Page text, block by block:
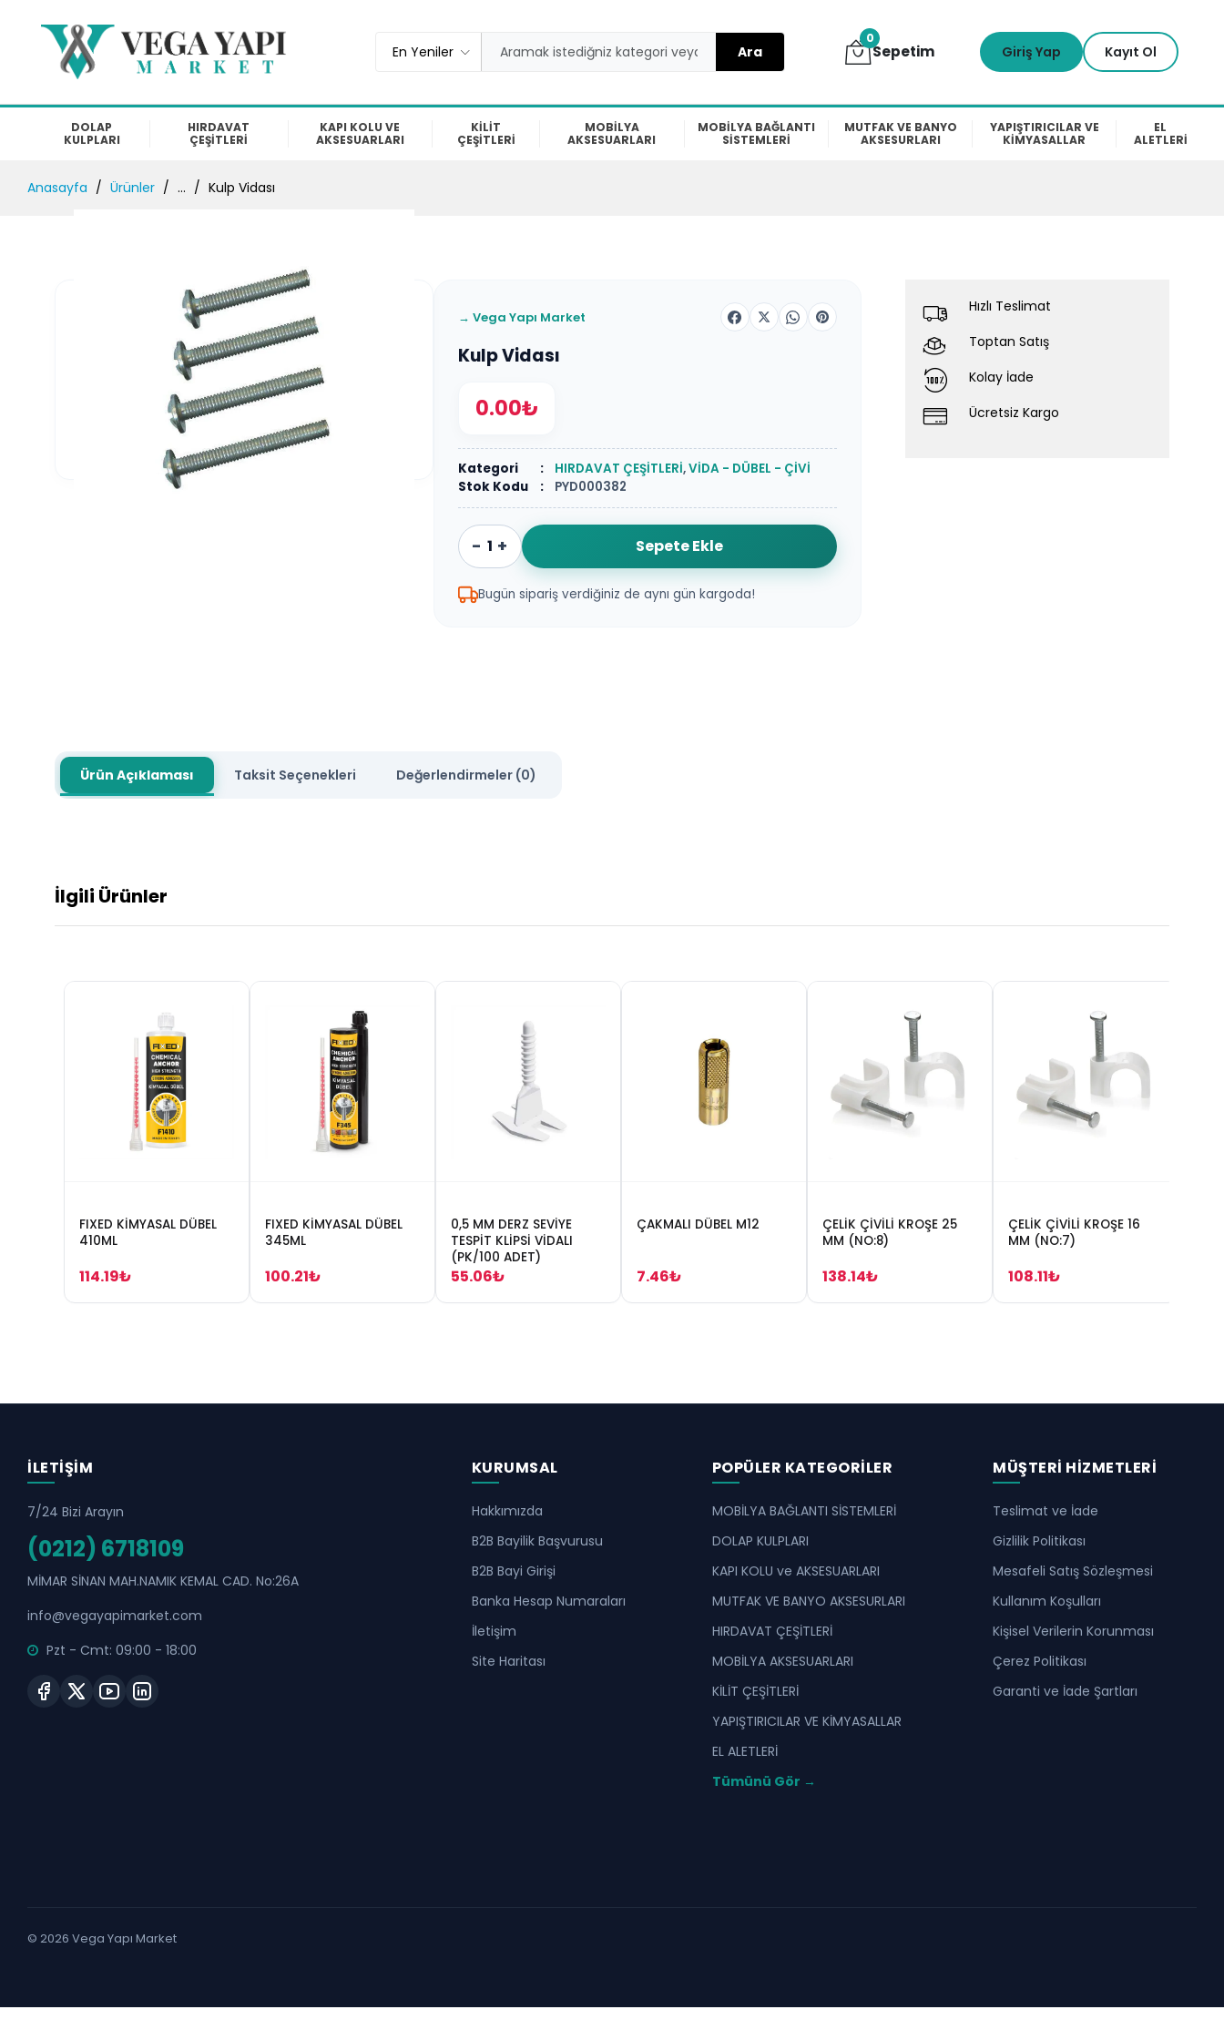
En Yeniler Ara
0
Sepetim Giriş Yap Kayıt Ol
DOLAP
KULPLARI
HIRDAVAT
ÇEŞİTLERİ
KAPI KOLU VE
AKSESUARLARI
KİLİT
ÇEŞİTLERİ
MOBİLYA
AKSESUARLARI
MOBİLYA BAĞLANTI
SİSTEMLERİ
MUTFAK VE BANYO
AKSESURLARI
YAPIŞTIRICILAR VE
KİMYASALLAR
EL
ALETLERİ
Anasayfa Ürünler ... Kulp Vidası
→ Vega Yapı Market
Kulp Vidası
0.00₺
Kategori : HIRDAVAT ÇEŞİTLERİ,VİDA - DÜBEL - ÇİVİ
Stok Kodu
: PYD000382
- + Sepete Ekle
Bugün sipariş verdiğiniz de aynı gün kargoda!
Ürün Açıklaması Taksit Seçenekleri Değerlendirmeler (0)
Hızlı Teslimat
Toptan Satış
Kolay İade
Ücretsiz Kargo
İlgili Ürünler
FIXED KİMYASAL DÜBEL
410ML
114.19₺
FIXED KİMYASAL DÜBEL
345ML
100.21₺
0,5 MM DERZ SEVİYE
TESPİT KLİPSİ VİDALI
(PK/100 ADET)
55.06₺
ÇAKMALI DÜBEL M12
7.46₺
ÇELİK ÇİVİLİ KROŞE 25
MM (NO:8)
138.14₺
ÇELİK ÇİVİLİ KROŞE 16
MM (NO:7)
108.11₺
İLETIŞIM
7/24 Bizi Arayın
(0212) 6718109
MİMAR SİNAN MAH.NAMIK KEMAL CAD. No:26A
info@vegayapimarket.com
Pzt - Cmt: 09:00 - 18:00
KURUMSAL
Hakkımızda
B2B Bayilik Başvurusu
B2B Bayi Girişi
Banka Hesap Numaraları
İletişim
Site Haritası
POPÜLER KATEGORILER
MOBİLYA BAĞLANTI SİSTEMLERİ
DOLAP KULPLARI
KAPI KOLU ve AKSESUARLARI
MUTFAK VE BANYO AKSESURLARI
HIRDAVAT ÇEŞİTLERİ
MOBİLYA AKSESUARLARI
KİLİT ÇEŞİTLERİ
YAPIŞTIRICILAR VE KİMYASALLAR
EL ALETLERİ
Tümünü Gör →
MÜŞTERI HIZMETLERI
Teslimat ve İade
Gizlilik Politikası
Mesafeli Satış Sözleşmesi
Kullanım Koşulları
Kişisel Verilerin Korunması
Çerez Politikası
Garanti ve İade Şartları
© 2026 Vega Yapı Market